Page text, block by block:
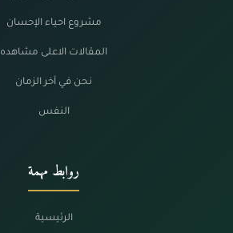
مشروع احياء الإحسان
المقالات الاعلى مشاهده
نحن في آخر الزمان
النفس
روابط مهمة
الرئيسية